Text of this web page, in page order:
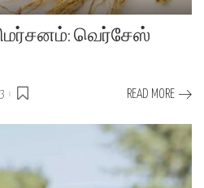
வெர்சேஸ்
READ MORE